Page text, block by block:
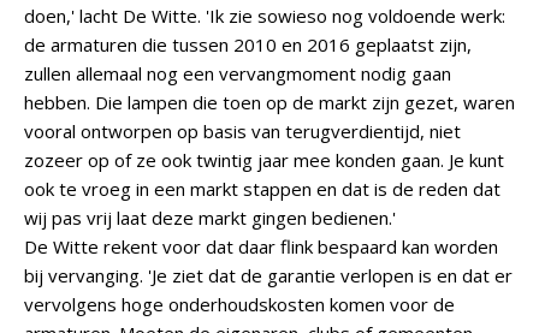
doen,' lacht De Witte. 'Ik zie sowieso nog voldoende werk:
de armaturen die tussen 2010 en 2016 geplaatst zijn,
zullen allemaal nog een vervangmoment nodig gaan
hebben. Die lampen die toen op de markt zijn gezet, waren
vooral ontworpen op basis van terugverdientijd, niet
zozeer op of ze ook twintig jaar mee konden gaan. Je kunt
ook te vroeg in een markt stappen en dat is de reden dat
wij pas vrij laat deze markt gingen bedienen.'
De Witte rekent voor dat daar flink bespaard kan worden
bij vervanging. 'Je ziet dat de garantie verlopen is en dat er
vervolgens hoge onderhoudskosten komen voor de